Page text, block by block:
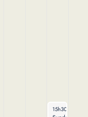
April 27, 2025
15h30